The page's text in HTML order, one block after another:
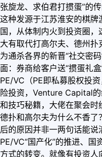
张旋龙、求伯君打掼蛋”的传
这种发源于江苏淮安的棋
国，从体制内火到投资圈，
大有取代打高尔夫、德州
为通杀各界的新晋“社交密
面：券商给客户送“掼蛋礼
PE/VC（PE即私募股权投
险投资，Venture Capital
和技巧秘籍，大佬在聚会
德扑和高尔夫为什么不香
后的原因并非一两句话能说
PE/VC“国产化”的推进、
方式的转变。就像有投资